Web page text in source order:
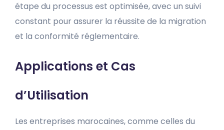
étape du processus est optimisée, avec un suivi
constant pour assurer la réussite de la migration
et la conformité réglementaire.
Applications et Cas
d’Utilisation
Les entreprises marocaines, comme celles du